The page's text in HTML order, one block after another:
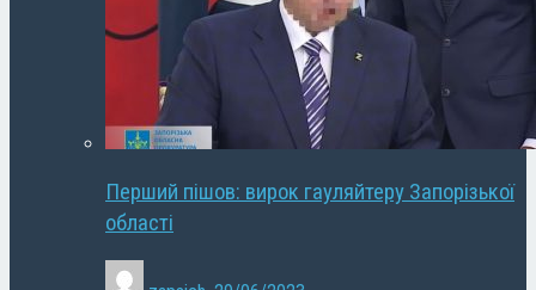
Перший пішов: вирок гауляйтеру Запорізької
області